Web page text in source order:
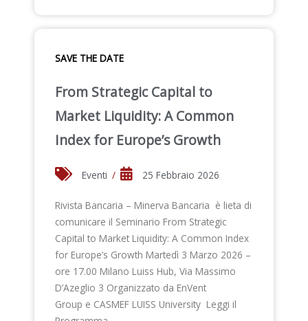
SAVE THE DATE
From Strategic Capital to
Market Liquidity: A Common
Index for Europe’s Growth
Eventi / 25 Febbraio 2026
Rivista Bancaria – Minerva Bancaria è lieta di
comunicare il Seminario From Strategic
Capital to Market Liquidity: A Common Index
for Europe’s Growth Martedì 3 Marzo 2026 –
ore 17.00 Milano Luiss Hub, Via Massimo
D’Azeglio 3 Organizzato da EnVent
Group e CASMEF LUISS University Leggi il